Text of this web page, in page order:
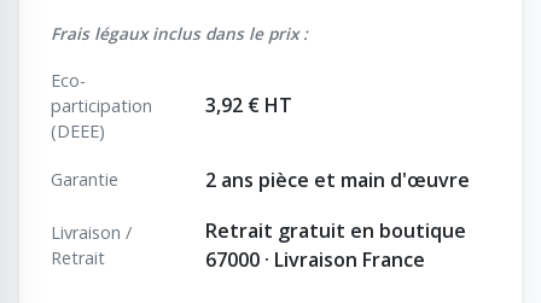
Frais légaux inclus dans le prix :
Eco-
participation
(DEEE)
3,92 € HT
Garantie 2 ans pièce et main d'œuvre
Livraison /
Retrait
Retrait gratuit en boutique
67000 · Livraison France